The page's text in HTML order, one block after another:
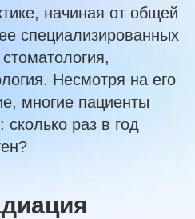
начиная от общей
специализированных
Несмотря на его
многие пациенты
раз в год